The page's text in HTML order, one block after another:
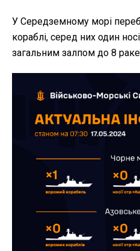
У Середземному морі
кораблі, серед них один
загальним залпом до 8